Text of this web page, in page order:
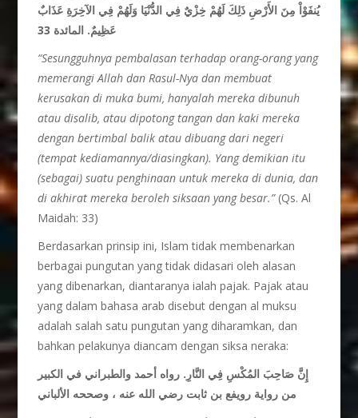
يُنفَوْاْ مِنَ الأَرْضِ ذَلِكَ لَهُمْ خِزْيٌ فِي الدُّنْيَا وَلَهُمْ فِي الآخِرَةِ عَذَابٌ
عَظِيمٌ. المائدة 33
“Sesungguhnya pembalasan terhadap orang-orang yang
memerangi Allah dan Rasul-Nya dan membuat
kerusakan di muka bumi, hanyalah mereka dibunuh
atau disalib, atau dipotong tangan dan kaki mereka
dengan bertimbal balik atau dibuang dari negeri
(tempat kediamannya/diasingkan). Yang demikian itu
(sebagai) suatu penghinaan untuk mereka di dunia, dan
di akhirat mereka beroleh siksaan yang besar.”(Qs. Al
Maidah: 33)
Berdasarkan prinsip ini, Islam tidak membenarkan
berbagai pungutan yang tidak didasari oleh alasan
yang dibenarkan, diantaranya ialah pajak. Pajak atau
yang dalam bahasa arab disebut dengan al muksu
adalah salah satu pungutan yang diharamkan, dan
bahkan pelakunya diancam dengan siksa neraka:
إِنَّ صَاحِبَ المُكْسِ فِي النَّارِ. رواه أحمد والطبراني في الكبير
من رواية رويفع بن ثابت رضي الله عنه ، وصححه الألباني